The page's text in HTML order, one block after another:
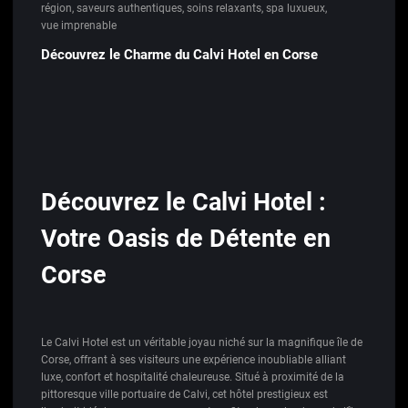
région, saveurs authentiques, soins relaxants, spa luxueux,
vue imprenable
Découvrez le Charme du Calvi Hotel en Corse
Découvrez le Calvi Hotel :
Votre Oasis de Détente en
Corse
Le Calvi Hotel est un véritable joyau niché sur la magnifique île de
Corse, offrant à ses visiteurs une expérience inoubliable alliant
luxe, confort et hospitalité chaleureuse. Situé à proximité de la
pittoresque ville portuaire de Calvi, cet hôtel prestigieux est